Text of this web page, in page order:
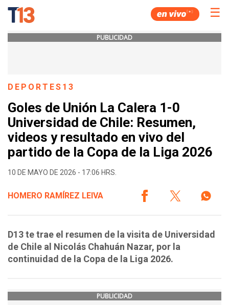
☰
PUBLICIDAD
DEPORTES13
Goles de Unión La Calera 1-0
Universidad de Chile: Resumen,
videos y resultado en vivo del
partido de la Copa de la Liga 2026
10 DE MAYO DE 2026 - 17:06 HRS.
HOMERO RAMÍREZ LEIVA
D13 te trae el resumen de la visita de Universidad
de Chile al Nicolás Chahuán Nazar, por la
continuidad de la Copa de la Liga 2026.
PUBLICIDAD